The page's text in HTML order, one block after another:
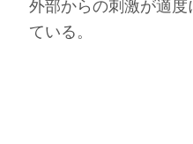
外部からの刺激が適
ている。